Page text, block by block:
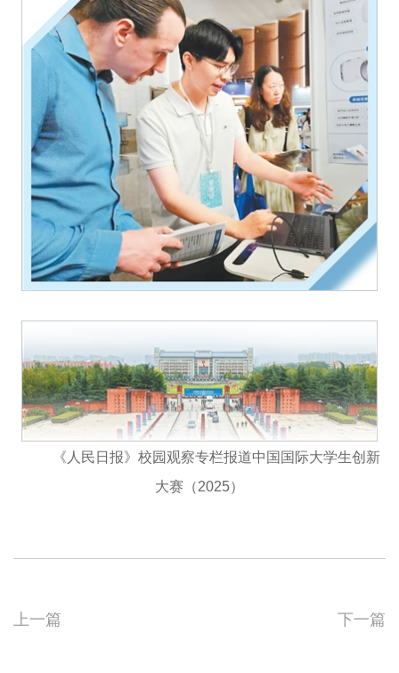
《人民日报》校园观察专栏报道中国国际大学生创新
大赛（2025）
上一篇 下一篇